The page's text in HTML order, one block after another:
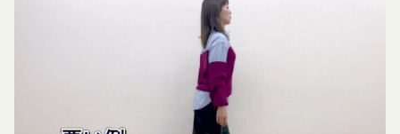
せるもので、これを利用することにより当社のサー
バに、当社サイト内におけるお客様の行動履歴(ア
クセスしたURL、コンテンツ、参照順序等)や、年
齢や性別、職業、居住地域、位置情報等個人が特定
できない属性情報(それらの組み合わせによっても
個人が特定できないもの)を取得することがありま
ルール等が優先されるものとします。
当社は、本規約を変更する必要が生じた場合には、
会員の明示の承諾を得ることなく、本規約を変更す
ることができるものとします。
前項による本規約の変更をするときは、その効力発
生日を定め、かつ、本規約を変更する旨及び変更後